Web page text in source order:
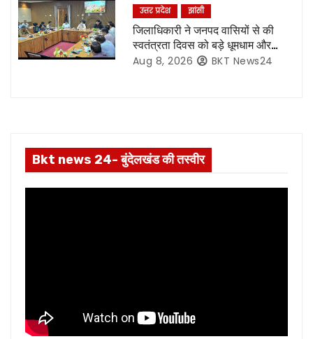
i
o
उत्तर प्रदेश झांसी
जिलाधिकारी ने जनपद वासियों से की
स्वतंत्रता दिवस को बड़े धूमधाम और
हर्षोल्लास के साथ मनाएं जाने की अपील
Aug 8, 2026 BKT News24
Bkt news 24- बुंदेलखंड की तस्वीर